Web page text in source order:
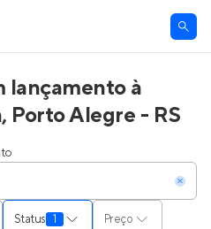
lançamento à
Porto Alegre - RS
Status 1 Preço